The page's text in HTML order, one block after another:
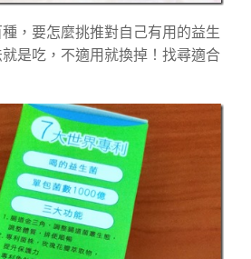
，要怎麼挑推對自己有用的益生
是吃，不適用就換掉！找尋適合